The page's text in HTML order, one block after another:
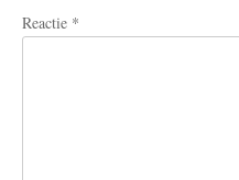
Reactie *